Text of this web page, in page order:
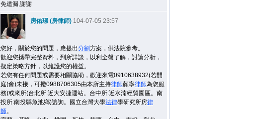
免遺漏,謝謝
房佑璟 (房律師) 104-07-05 23:57
您好，關於您的問題，應提出分割方案，供法院參考。
歡迎您攜帶完整資料，到所詳談，以利全盤了解，討論分析，
擬定策略方針，以維護您的權益。
若您有任何問題或需要相關協助，歡迎來電0910638932(若開
庭(會)未接，可撥0988706305由本所主持律師顏寧律師為您服
務)或來所(台北所:近大安捷運站。台中所:近水湳經貿園區。南
投所:南投縣魚池鄉)諮詢。國立台灣大學法律學研究所房律
師。